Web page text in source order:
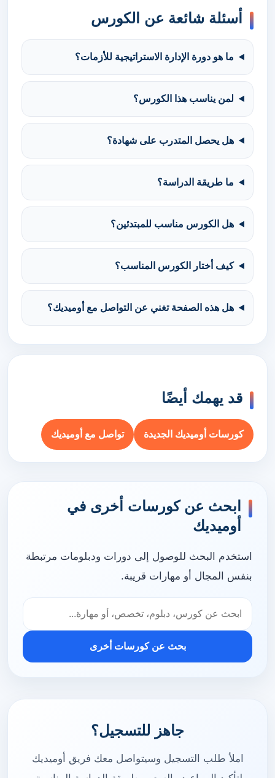
أسئلة شائعة عن الكورس
ما هو دورة الإدارة الاستراتيجية للأزمات؟
لمن يناسب هذا الكورس؟
هل يحصل المتدرب على شهادة؟
ما طريقة الدراسة؟
هل الكورس مناسب للمبتدئين؟
كيف أختار الكورس المناسب؟
هل هذه الصفحة تغني عن التواصل مع أوميديك؟
قد يهمك أيضًا
كورسات أوميديك الجديدة تواصل مع أوميديك
ابحث عن كورسات أخرى في
أوميديك
استخدم البحث للوصول إلى دورات ودبلومات مرتبطة
بنفس المجال أو مهارات قريبة.
بحث عن كورسات أخرى
جاهز للتسجيل؟
املأ طلب التسجيل وسيتواصل معك فريق أوميديك